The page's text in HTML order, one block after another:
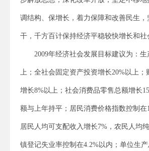
调结构、保增长，着力保障和改善民生
干，千方百计保持经济平稳较快增长和社
2009年经济社会发展目标建议为：生
上；全社会固定资产投资增长20%以上；
增长8%以上；社会消费品零售总额增长
额与上年持平；居民消费价格指数控制在
居民人均可支配收入增长7%，农民人均
镇登记失业率控制在4.2%以内；单位生产